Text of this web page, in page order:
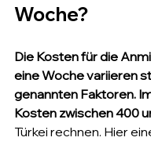
Woche?
Die Kosten für die
eine Woche variieren
genannten Faktoren.
Kosten zwischen 400
Türkei rechnen. Hier